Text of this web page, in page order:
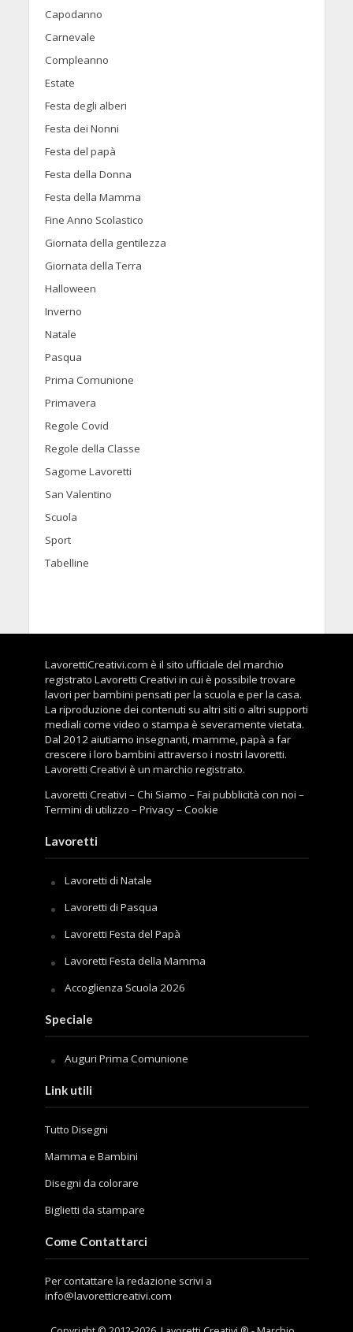
Capodanno
Carnevale
Compleanno
Estate
Festa degli alberi
Festa dei Nonni
Festa del papà
Festa della Donna
Festa della Mamma
Fine Anno Scolastico
Giornata della gentilezza
Giornata della Terra
Halloween
Inverno
Natale
Pasqua
Prima Comunione
Primavera
Regole Covid
Regole della Classe
Sagome Lavoretti
San Valentino
Scuola
Sport
Tabelline
LavorettiCreativi.com è il sito ufficiale del marchio
registrato Lavoretti Creativi in cui è possibile trovare
lavori per bambini pensati per la scuola e per la casa.
La riproduzione dei contenuti su altri siti o altri supporti
mediali come video o stampa è severamente vietata.
Dal 2012 aiutiamo insegnanti, mamme, papà a far
crescere i loro bambini attraverso i nostri lavoretti.
Lavoretti Creativi è un marchio registrato.
Lavoretti Creativi –Chi Siamo –Fai pubblicità con noi –
Termini di utilizzo –Privacy–Cookie
Lavoretti
Lavoretti di Natale
Lavoretti di Pasqua
Lavoretti Festa del Papà
Lavoretti Festa della Mamma
Accoglienza Scuola 2026
Speciale
Auguri Prima Comunione
Link utili
Tutto Disegni
Mamma e Bambini
Disegni da colorare
Biglietti da stampare
Come Contattarci
Per contattare la redazione scrivi a
info@lavoretticreativi.com